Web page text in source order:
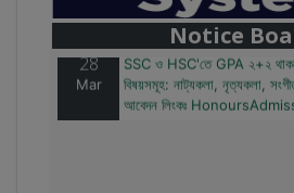
Notice
আবেদন লিংকঃ
28
Mar
SSC ও HSC'তে GPA ২+২
বিষয়সমূহ: নাট্যকলা, নৃত্যকলা,
আবেদন লিংকঃ